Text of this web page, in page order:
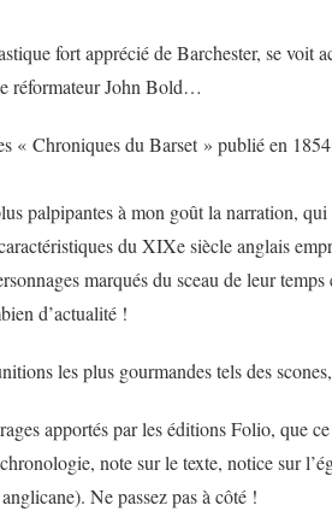
fort apprécié de Barchester, se voit
réformateur John Bold…
« Chroniques du Barset » publié en
palpipantes à mon goût la narration,
du XIXe siècle anglais
marqués du sceau de leur
d’actualité !
les plus gourmandes tels des
apportés par les éditions Folio, que
note sur le texte, notice sur
Ne passez pas à côté !